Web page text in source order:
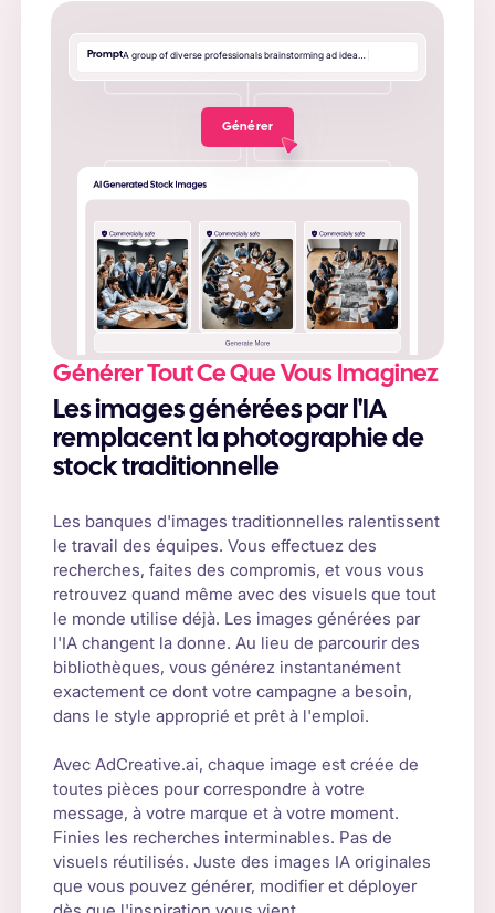
Générer Tout Ce Que Vous Imaginez
Les images générées par l'IA
remplacent la photographie de
stock traditionnelle
Les banques d'images traditionnelles ralentissent
le travail des équipes. Vous effectuez des
recherches, faites des compromis, et vous vous
retrouvez quand même avec des visuels que tout
le monde utilise déjà. Les images générées par
l'IA changent la donne. Au lieu de parcourir des
bibliothèques, vous générez instantanément
exactement ce dont votre campagne a besoin,
dans le style approprié et prêt à l'emploi.
Avec AdCreative.ai, chaque image est créée de
toutes pièces pour correspondre à votre
message, à votre marque et à votre moment.
Finies les recherches interminables. Pas de
visuels réutilisés. Juste des images IA originales
que vous pouvez générer, modifier et déployer
PromptA group of diverse professionals brainstorming ad idea…
Générer